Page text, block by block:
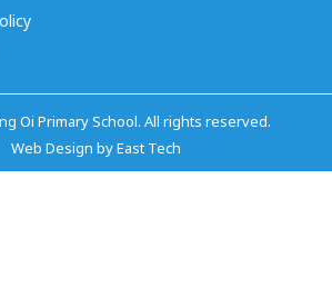
Oi Primary School. All rights reserved.
Web Design byEast Tech